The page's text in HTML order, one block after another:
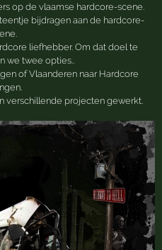
op de vlaamse hardcore-scene.
bijdragen aan de hardcore-
liefhebber. Om dat doel te
we twee opties..
of Vlaanderen naar Hardcore
verschillende projecten gewerkt.